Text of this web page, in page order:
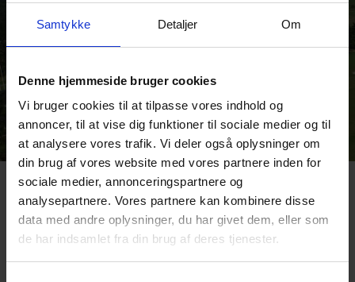
Samtykke Detaljer Om
Denne hjemmeside bruger cookies
Vi bruger cookies til at tilpasse vores indhold og
annoncer, til at vise dig funktioner til sociale medier og til
at analysere vores trafik. Vi deler også oplysninger om
din brug af vores website med vores partnere inden for
sociale medier, annonceringspartnere og
analysepartnere. Vores partnere kan kombinere disse
data med andre oplysninger, du har givet dem, eller som
de har indsamlet fra din brug af deres tjenester.
Oplevelser ved Henne Strand og
omegn